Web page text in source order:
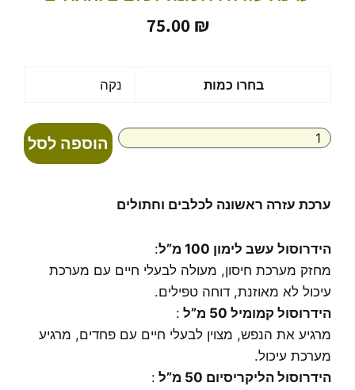
75.00 ₪
בחרו כמות נקה
עזרה
ראשונה
הוספה לסל
ערכת עזרה ראשונה לכלבים וחתולים
הידרוסול עשב לימון 100 מ”ל
:
מחזק מערכת חיסון, מעולה לבעלי חיים עם מערכת
עיכול לא מאוזנת, דוחה טפילים.
הידרוסול קמומיל 50 מ”ל
:
מרגיע את הנפש, מצוין לבעלי חיים עם פחדים, מרגיע
מערכת עיכול.
הידרוסול הליקריסיום 50 מ”ל
: